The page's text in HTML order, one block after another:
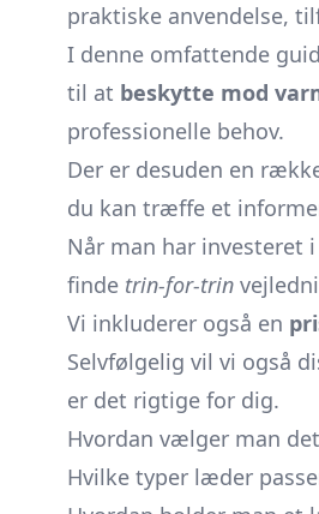
praktiske anvendelse,
I denne omfattende
til at beskytte mod
professionelle behov.
Der er desuden en
du kan træffe et
Når man har
finde trin-for-trin
Vi inkluderer også en
Selvfølgelig vil vi også
er det rigtige for dig.
Hvordan vælger man
Hvilke typer læder